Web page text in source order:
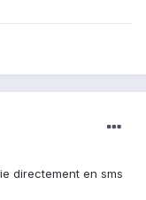
directement en sms